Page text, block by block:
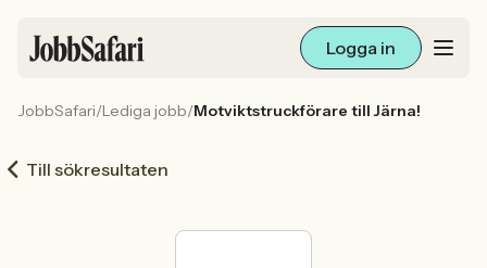
Logga in
Arbetsliv och karriär
För arbetsgivare
JobbSafari/Lediga jobb/Motviktstruckförare till Järna!
Till sökresultaten